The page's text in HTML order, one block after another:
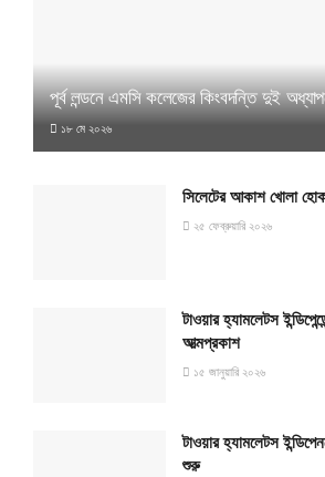
পূর্ব লন্ডনে এমসি কলেজের কিংবদন্তি দুই
১৮ মে ২০২৬
সিলেটের আকাশ খোলা
২৫ ফেব্রুয়ারি ২০২৬
টাওয়ার হ্যামলেটস
আত্মপ্রকাশ
১৫ জানুয়ারি ২০২৬
টাওয়ার হ্যামলেটস
শুরু